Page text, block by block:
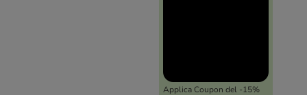
Applica Coupon del -15%